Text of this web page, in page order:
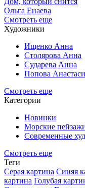
Ольга Енаева
Смотреть еще
Художники
Ищенко Анна
Столярова Анна
Сударева Анна
Попова
Смотреть еще
Категории
Новинки
Морские
Современные
Смотреть еще
Теги
Серая картина Синяя
картина Голубая